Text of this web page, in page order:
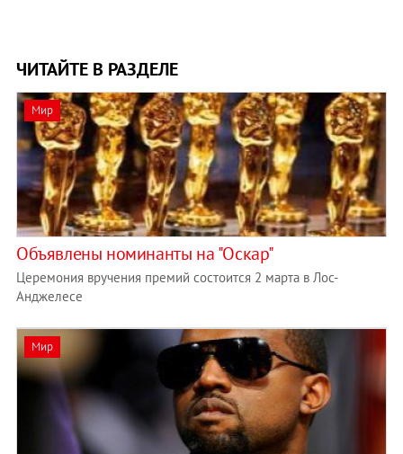
ЧИТАЙТЕ В РАЗДЕЛЕ
Мир
Объявлены номинанты на "Оскар"
Церемония вручения премий состоится 2 марта в Лос-
Анджелесе
Мир